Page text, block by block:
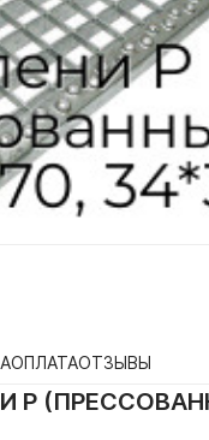
ОПЛАТАОТЗЫВЫ
P